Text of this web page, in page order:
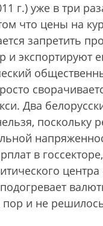
г.) уже в три
что цены на
запретить
и экспортируют
Два
поскольку
в
пор и не